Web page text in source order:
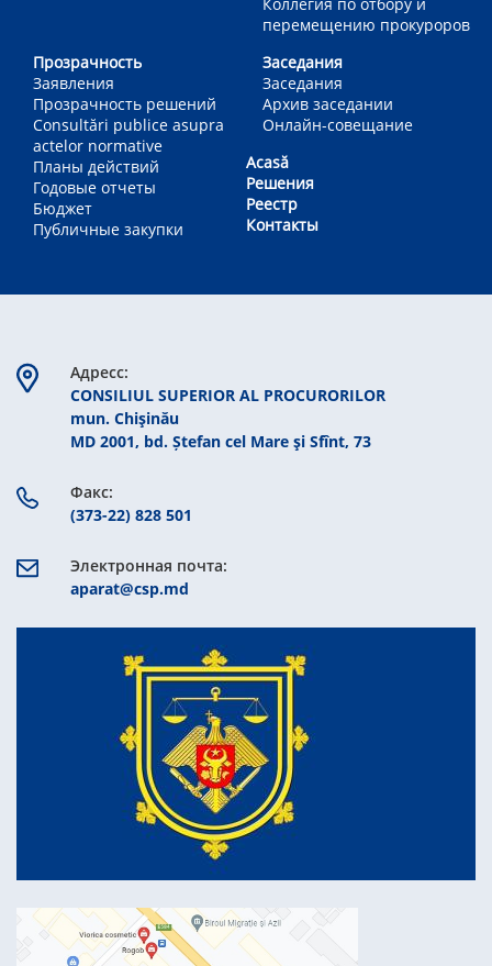
перемещению прокуроров
Прозрачность
Заявления
Прозрачность решений
Consultări publice asupra
actelor normative
Планы действий
Годовые отчеты
Бюджет
Публичные закупки
Заседания
Заседания
Архив заседании
Онлайн-совещание
Acasă
Решения
Реестр
Контакты
Aдресс:
CONSILIUL SUPERIOR AL PROCURORILOR
mun. Chişinău
MD 2001, bd. Ștefan cel Mare şi Sfînt, 73
Факс:
(373-22) 828 501
Электронная почта:
aparat@csp.md